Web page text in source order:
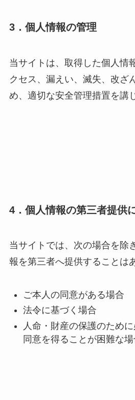
3．個人情報の管理
当サイトは、取得した個人情
クセス、漏えい、滅失、改ざ
め、適切な安全管理措置を講
4．個人情報の第三者提供
当サイトでは、次の場合を除
報を第三者へ提供することは
ご本人の同意がある場合
法令に基づく場合
人命・財産の保護のため
同意を得ることが困難な場